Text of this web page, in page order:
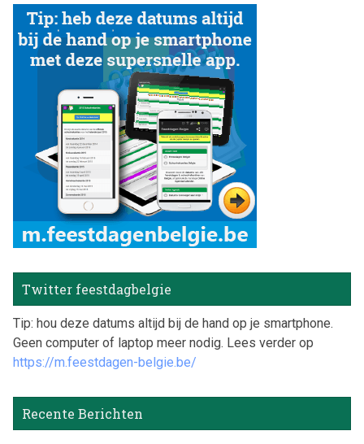
Twitter feestdagbelgie
Tip: hou deze datums altijd bij de hand op je smartphone.
Geen computer of laptop meer nodig. Lees verder op
https://m.feestdagen-belgie.be/
Recente Berichten